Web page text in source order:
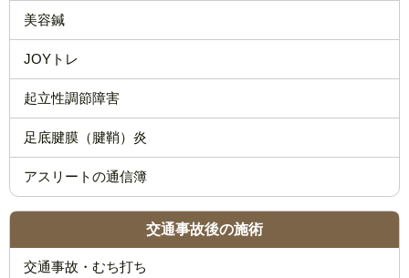
美容鍼
JOYトレ
起立性調節障害
足底腱膜（腱鞘）炎
アスリートの通信簿
交通事故後の施術
交通事故・むち打ち